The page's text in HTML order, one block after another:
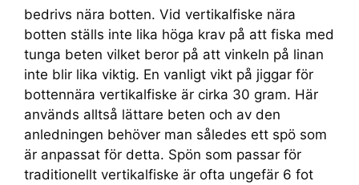
bedrivs nära botten. Vid vertikalfiske nära
botten ställs inte lika höga krav på att fiska med
tunga beten vilket beror på att vinkeln på linan
inte blir lika viktig. En vanligt vikt på jiggar för
bottennära vertikalfiske är cirka 30 gram. Här
används alltså lättare beten och av den
anledningen behöver man således ett spö som
är anpassat för detta. Spön som passar för
traditionellt vertikalfiske är ofta ungefär 6 fot